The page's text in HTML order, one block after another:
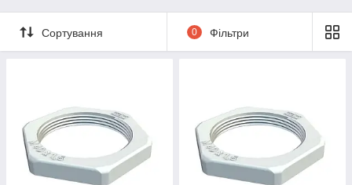
Сортування 0 Фільтри